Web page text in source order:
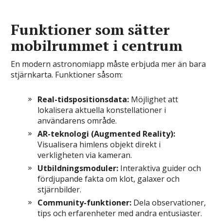
Funktioner som sätter
mobilrummet i centrum
En modern astronomiapp måste erbjuda mer än bara
stjärnkarta. Funktioner såsom:
Real-tidspositionsdata: Möjlighet att
lokalisera aktuella konstellationer i
användarens område.
AR-teknologi (Augmented Reality):
Visualisera himlens objekt direkt i
verkligheten via kameran.
Utbildningsmoduler: Interaktiva guider och
fördjupande fakta om klot, galaxer och
stjärnbilder.
Community-funktioner: Dela observationer,
tips och erfarenheter med andra entusiaster.